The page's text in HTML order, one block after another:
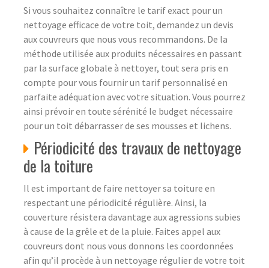
Si vous souhaitez connaître le tarif exact pour un
nettoyage efficace de votre toit, demandez un devis
aux couvreurs que nous vous recommandons. De la
méthode utilisée aux produits nécessaires en passant
par la surface globale à nettoyer, tout sera pris en
compte pour vous fournir un tarif personnalisé en
parfaite adéquation avec votre situation. Vous pourrez
ainsi prévoir en toute sérénité le budget nécessaire
pour un toit débarrasser de ses mousses et lichens.
Périodicité des travaux de nettoyage
de la toiture
Il est important de faire nettoyer sa toiture en
respectant une périodicité régulière. Ainsi, la
couverture résistera davantage aux agressions subies
à cause de la grêle et de la pluie. Faites appel aux
couvreurs dont nous vous donnons les coordonnées
afin qu’il procède à un nettoyage régulier de votre toit